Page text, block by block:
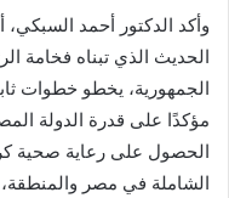
وأكد الدكتور أحمد
الحديث الذي تبناه فخامة
الجمهورية، يخطو خطوات
مؤكدًا على قدرة الدولة
الحصول على رعاية صحية
الشاملة في مصر